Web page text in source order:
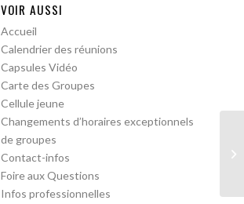
VOIR AUSSI
Accueil
Calendrier des réunions
Capsules Vidéo
Carte des Groupes
Cellule jeune
Changements d’horaires exceptionnels
de groupes
Contact-infos
Foire aux Questions
Infos professionnelles